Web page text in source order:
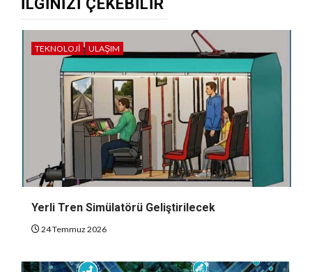
İLGINIZI ÇEKEBILIR
TEKNOLOJI ULAŞIM
Yerli Tren Simülatörü Geliştirilecek
24 Temmuz 2026